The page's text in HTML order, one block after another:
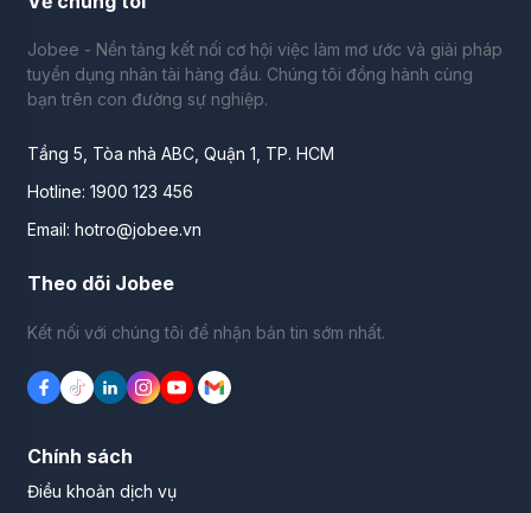
Jobee - Nền tảng kết nối cơ hội việc làm mơ ước và giải pháp
tuyển dụng nhân tài hàng đầu. Chúng tôi đồng hành cùng
bạn trên con đường sự nghiệp.
Tầng 5, Tòa nhà ABC, Quận 1, TP. HCM
Hotline: 1900 123 456
Email: hotro@jobee.vn
Theo dõi Jobee
Kết nối với chúng tôi để nhận bản tin sớm nhất.
Chính sách
Điều khoản dịch vụ